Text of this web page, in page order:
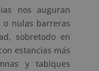
nos auguran
o nulas barreras
sobretodo en
estancias más
y tabiques